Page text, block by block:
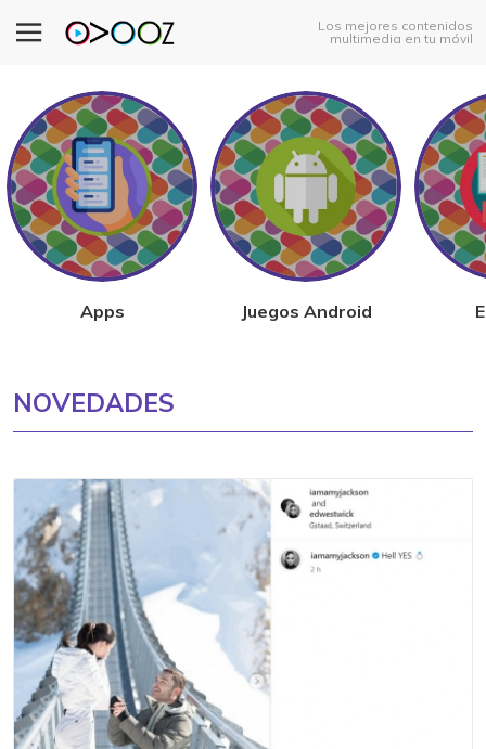
Los mejores contenidos
multimedia en tu móvil
Apps Juegos Android
NOVEDADES